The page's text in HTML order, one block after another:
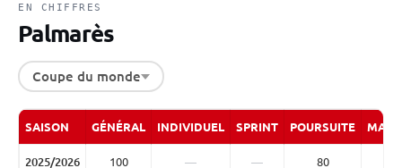
EN CHIFFRES
Palmarès
Coupe du monde
SAISON GÉNÉRAL INDIVIDUEL SPRINT POURSUITE
2025/2026 100 — — 80